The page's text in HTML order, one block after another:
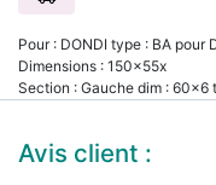
Pour : DONDI type : BA pour
Dimensions : 150x55x
Section : Gauche dim : 60x6
Avis client :